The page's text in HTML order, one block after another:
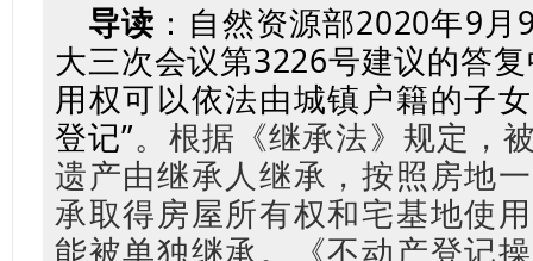
导读 ： 自然资源部2020年9月
大三次会议第3226号建议的答
用权可以依法由城镇户籍的子
登记”。根据《继承法》规定，
遗产由继承人继承，按照房地
承取得房屋所有权和宅基地使
能被单独继承。《不动产登记